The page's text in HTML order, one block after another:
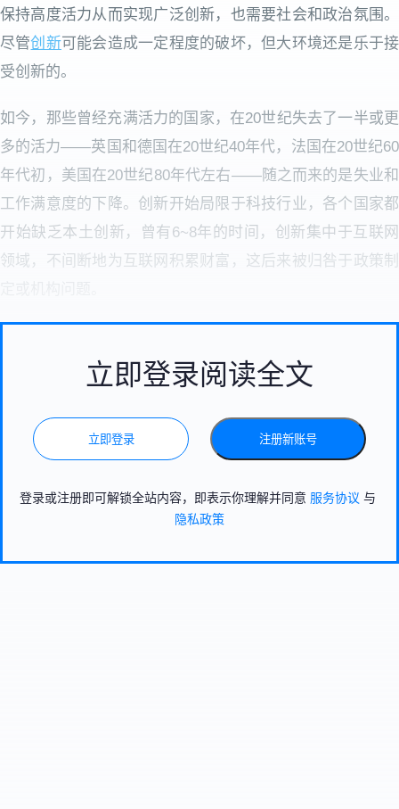
保持高度活力从而实现广泛创新，也需要社会和政治氛围。
尽管创新可能会造成一定程度的破坏，但大环境还是乐于接
受创新的。
如今，那些曾经充满活力的国家，在20世纪失去了一半或更
多的活力——英国和德国在20世纪40年代，法国在20世纪60
年代初，美国在20世纪80年代左右——随之而来的是失业和
工作满意度的下降。创新开始局限于科技行业，各个国家都
开始缺乏本土创新，曾有6~8年的时间，创新集中于互联网
领域，不间断地为互联网积累财富，这后来被归咎于政策制
立即登录阅读全文
立即登录 注册新账号
登录或注册即可解锁全站内容，即表示你理解并同意 服务协议 与
隐私政策